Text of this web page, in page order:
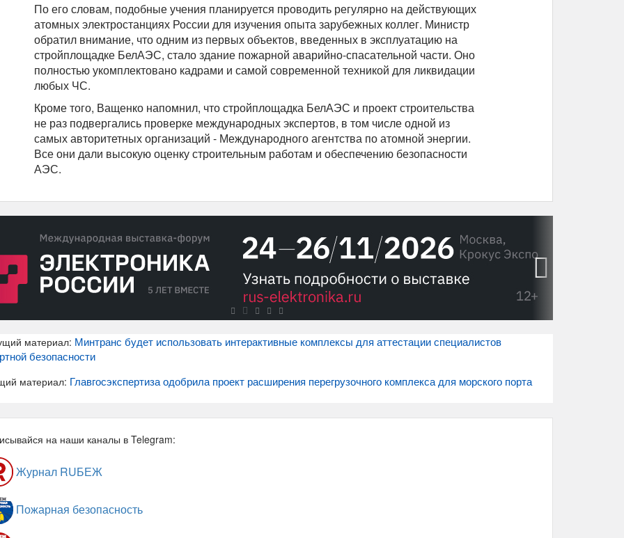
По его словам, подобные учения планируется проводить регулярно на действующих
атомных электростанциях России для изучения опыта зарубежных коллег. Министр
обратил внимание, что одним из первых объектов, введенных в эксплуатацию на
стройплощадке БелАЭС, стало здание пожарной аварийно-спасательной части. Оно
полностью укомплектовано кадрами и самой современной техникой для ликвидации
любых ЧС.
Кроме того, Ващенко напомнил, что стройплощадка БелАЭС и проект строительства
не раз подвергались проверке международных экспертов, в том числе одной из
самых авторитетных организаций - Международного агентства по атомной энергии.
Все они дали высокую оценку строительным работам и обеспечению безопасности
АЭС.
материал: Минтранс будет использовать интерактивные комплексы для аттестации специалистов
безопасности
материал: Главгосэкспертиза одобрила проект расширения перегрузочного комплекса для морского порта
на наши каналы в Telegram:
Журнал RUБЕЖ
Пожарная безопасность